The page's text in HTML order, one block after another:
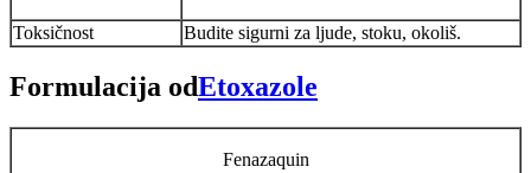
Toksičnost Budite sigurni za ljude, stoku, okoliš.
Formulacija odEtoxazole
Fenazaquin